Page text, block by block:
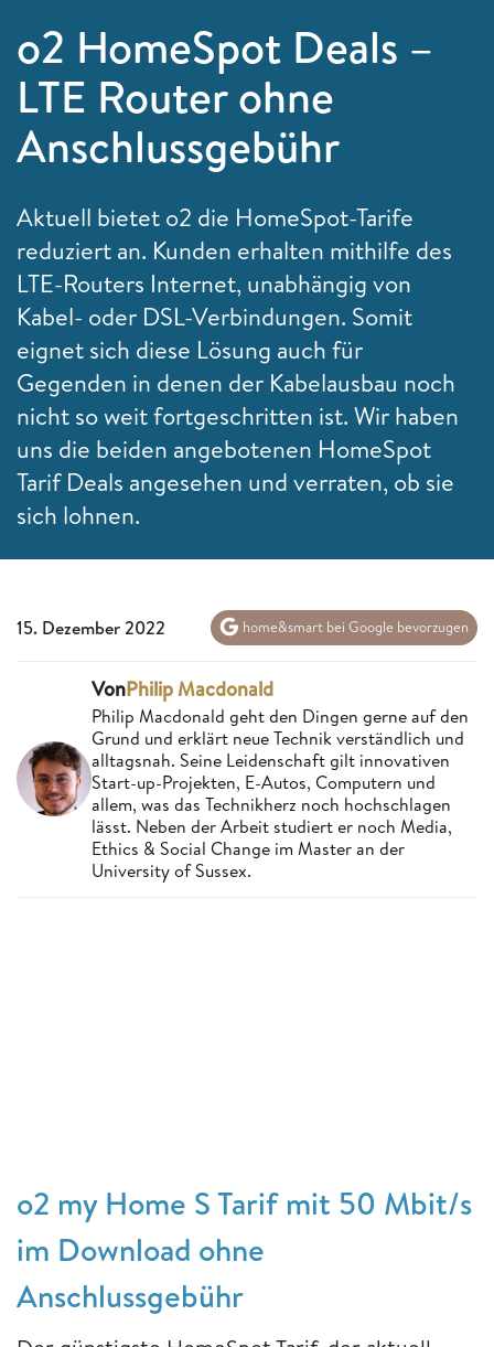
o2 HomeSpot Deals –
LTE Router ohne
Anschlussgebühr
Aktuell bietet o2 die HomeSpot-Tarife
reduziert an. Kunden erhalten mithilfe des
LTE-Routers Internet, unabhängig von
Kabel- oder DSL-Verbindungen. Somit
eignet sich diese Lösung auch für
Gegenden in denen der Kabelausbau noch
nicht so weit fortgeschritten ist. Wir haben
uns die beiden angebotenen HomeSpot
Tarif Deals angesehen und verraten, ob sie
sich lohnen.
15. Dezember 2022 home&smart bei Google bevorzugen
VonPhilip Macdonald
Philip Macdonald geht den Dingen gerne auf den
Grund und erklärt neue Technik verständlich und
alltagsnah. Seine Leidenschaft gilt innovativen
Start-up-Projekten, E-Autos, Computern und
allem, was das Technikherz noch hochschlagen
lässt. Neben der Arbeit studiert er noch Media,
Ethics & Social Change im Master an der
University of Sussex.
o2 my Home S Tarif mit 50 Mbit/s
im Download ohne
Anschlussgebühr